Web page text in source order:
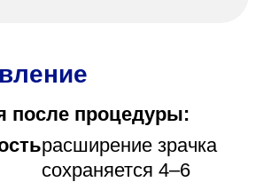
после процедуры:
расширение зрачка
сохраняется 4–6